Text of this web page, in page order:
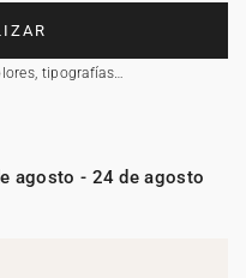
tipografías…
agosto - 24 de agosto